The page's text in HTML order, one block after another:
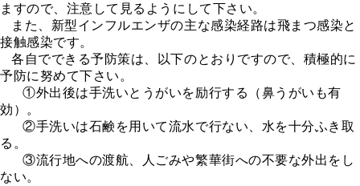
ますので、注意して見るようにして下さい。
また、新型インフルエンザの主な感染経路は飛まつ感染と
接触感染です。
各自でできる予防策は、以下のとおりですので、積極的に
予防に努めて下さい。
①外出後は手洗いとうがいを励行する（鼻うがいも有
効）。
②手洗いは石鹸を用いて流水で行ない、水を十分ふき取
る。
③流行地への渡航、人ごみや繁華街への不要な外出をし
ない。